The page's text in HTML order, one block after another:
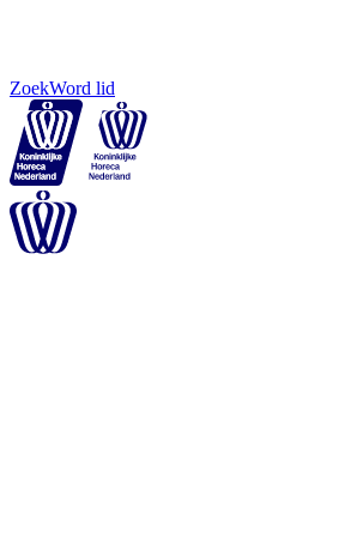
ZoekWord lid